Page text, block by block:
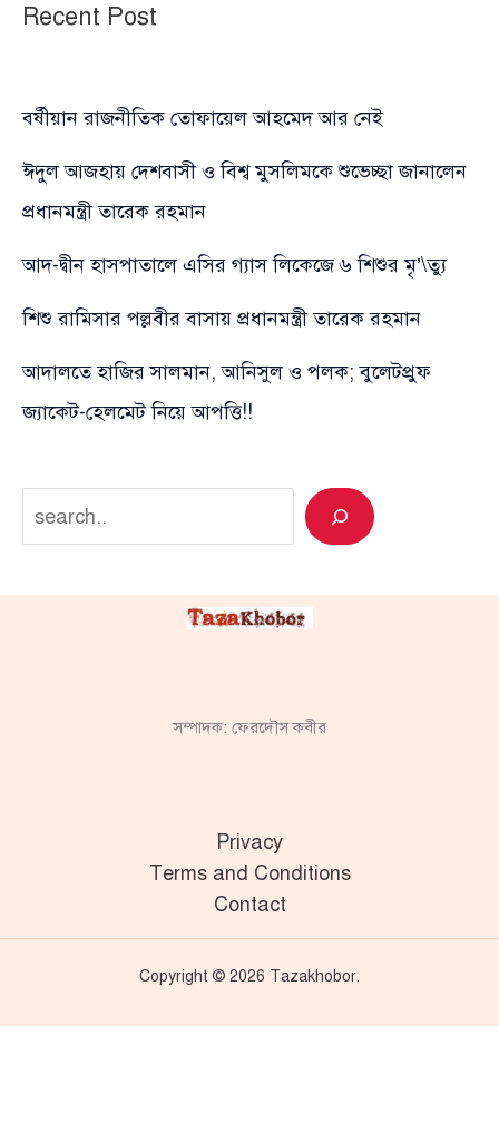
Recent Post
বর্ষীয়ান রাজনীতিক তোফায়েল আহমেদ আর নেই
ঈদুল আজহায় দেশবাসী ও বিশ্ব মুসলিমকে শুভেচ্ছা জানালেন
প্রধানমন্ত্রী তারেক রহমান
আদ-দ্বীন হাসপাতালে এসির গ্যাস লিকেজে ৬ শিশুর মৃ’\ত্যু
শিশু রামিসার পল্লবীর বাসায় প্রধানমন্ত্রী তারেক রহমান
আদালতে হাজির সালমান, আনিসুল ও পলক; বুলেটপ্রুফ
জ্যাকেট-হেলমেট নিয়ে আপত্তি!!
Search
সম্পাদক: ফেরদৌস কবীর
Privacy
Terms and Conditions
Contact
Copyright © 2026 Tazakhobor.